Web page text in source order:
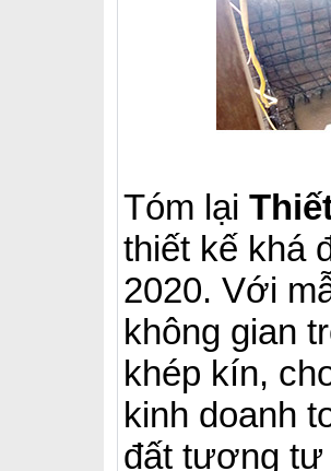
Tóm lại
thiết kế khá
2020. Với
không gian
khép kín,
kinh doanh
đất tương tự